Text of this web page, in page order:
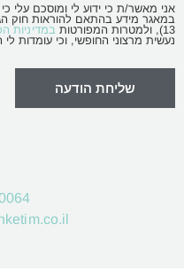
אני מאשר/ת כי ידוע לי ומוסכם עלי
13), ולמטרות המפורטות
במדיניות
נעשית מרצוני החופשי, וכי עומדות לי
שליחת הודעה